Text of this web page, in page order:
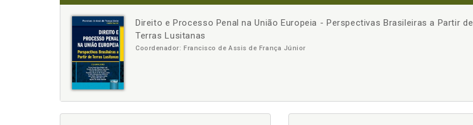
Direito e Processo Penal na União Europeia - Perspectivas Brasileiras a Partir de
Terras Lusitanas
Coordenador: Francisco de Assis de França Júnior
- +